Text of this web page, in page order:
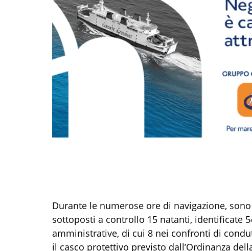
Durante le numerose ore di navigazione,
sottoposti a controllo 15 natanti, identificate
amministrative, di cui 8 nei confronti di
il casco protettivo previsto dall’Ordinanza